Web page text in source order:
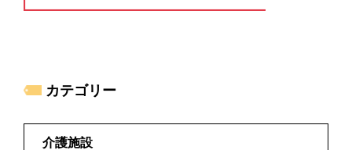
カテゴリー
介護施設